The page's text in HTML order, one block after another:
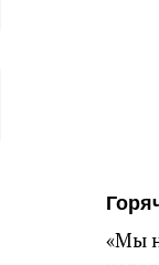
«Мы